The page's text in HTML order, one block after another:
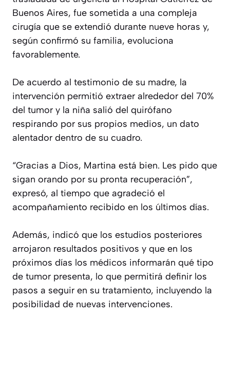
Buenos Aires, fue sometida a una compleja
cirugía que se extendió durante nueve horas y,
según confirmó su familia, evoluciona
favorablemente.
De acuerdo al testimonio de su madre, la
intervención permitió extraer alrededor del 70%
del tumor y la niña salió del quirófano
respirando por sus propios medios, un dato
alentador dentro de su cuadro.
“Gracias a Dios, Martina está bien. Les pido que
sigan orando por su pronta recuperación”,
expresó, al tiempo que agradeció el
acompañamiento recibido en los últimos días.
Además, indicó que los estudios posteriores
arrojaron resultados positivos y que en los
próximos días los médicos informarán qué tipo
de tumor presenta, lo que permitirá definir los
pasos a seguir en su tratamiento, incluyendo la
posibilidad de nuevas intervenciones.